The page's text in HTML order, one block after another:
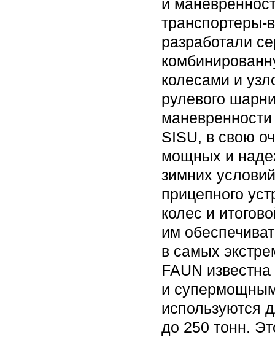
и
транспортеры-
разработали
колесами и
рулевого
SISU, в свою
мощных и
зимних
прицепного
колес и
им
в самых
FAUN
и
используются
до 250 тонн.